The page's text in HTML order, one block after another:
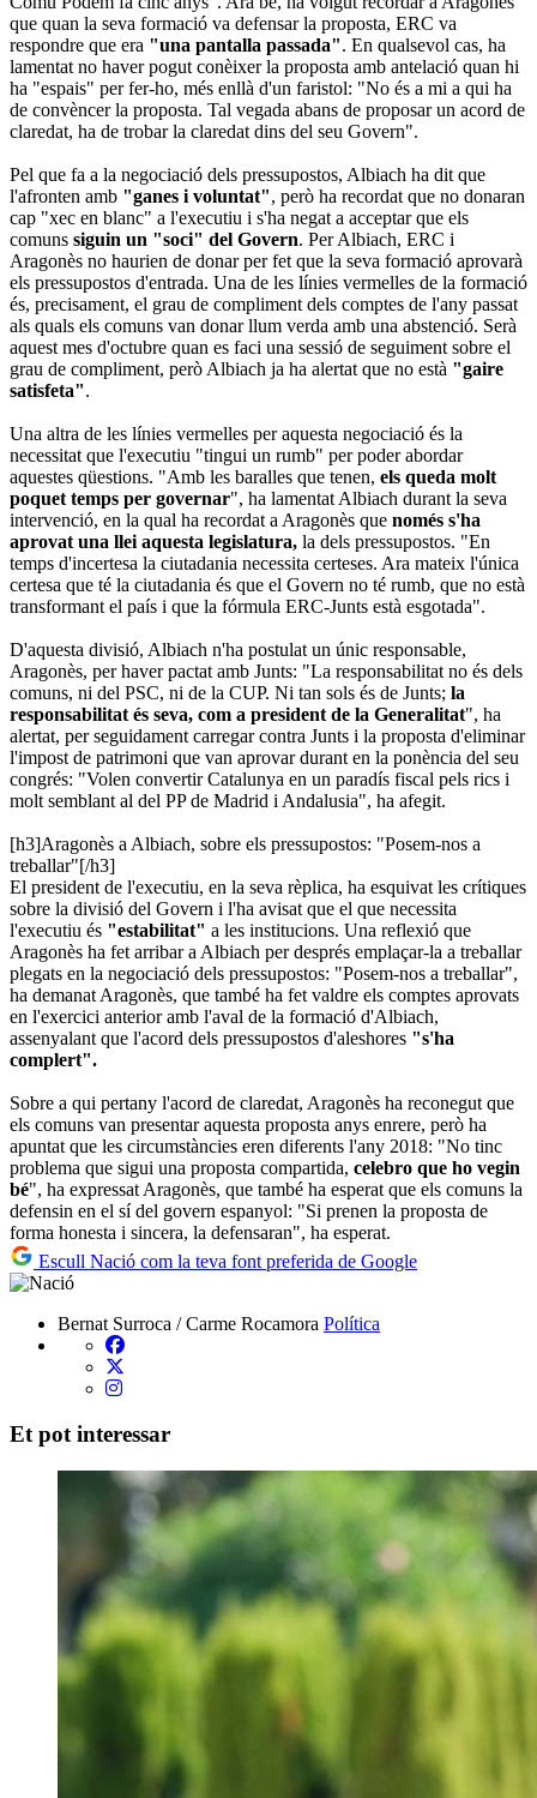
que quan la seva formació va defensar la proposta, ERC va
respondre que era "una pantalla passada". En qualsevol cas, ha
lamentat no haver pogut conèixer la proposta amb antelació quan hi
ha "espais" per fer-ho, més enllà d'un faristol: "No és a mi a qui ha
de convèncer la proposta. Tal vegada abans de proposar un acord de
claredat, ha de trobar la claredat dins del seu Govern".
Pel que fa a la negociació dels pressupostos, Albiach ha dit que
l'afronten amb "ganes i voluntat", però ha recordat que no donaran
cap "xec en blanc" a l'executiu i s'ha negat a acceptar que els
comuns siguin un "soci" del Govern. Per Albiach, ERC i
Aragonès no haurien de donar per fet que la seva formació aprovarà
els pressupostos d'entrada. Una de les línies vermelles de la formació
és, precisament, el grau de compliment dels comptes de l'any passat
als quals els comuns van donar llum verda amb una abstenció. Serà
aquest mes d'octubre quan es faci una sessió de seguiment sobre el
grau de compliment, però Albiach ja ha alertat que no està "gaire
satisfeta".
Una altra de les línies vermelles per aquesta negociació és la
necessitat que l'executiu "tingui un rumb" per poder abordar
aquestes qüestions. "Amb les baralles que tenen, els queda molt
poquet temps per governar", ha lamentat Albiach durant la seva
intervenció, en la qual ha recordat a Aragonès que només s'ha
aprovat una llei aquesta legislatura, la dels pressupostos. "En
temps d'incertesa la ciutadania necessita certeses. Ara mateix l'única
certesa que té la ciutadania és que el Govern no té rumb, que no està
transformant el país i que la fórmula ERC-Junts està esgotada".
D'aquesta divisió, Albiach n'ha postulat un únic responsable,
Aragonès, per haver pactat amb Junts: "La responsabilitat no és dels
comuns, ni del PSC, ni de la CUP. Ni tan sols és de Junts; la
responsabilitat és seva, com a president de la Generalitat", ha
alertat, per seguidament carregar contra Junts i la proposta d'eliminar
l'impost de patrimoni que van aprovar durant en la ponència del seu
congrés: "Volen convertir Catalunya en un paradís fiscal pels rics i
molt semblant al del PP de Madrid i Andalusia", ha afegit.
[h3]Aragonès a Albiach, sobre els pressupostos: "Posem-nos a
treballar"[/h3]
El president de l'executiu, en la seva rèplica, ha esquivat les crítiques
sobre la divisió del Govern i l'ha avisat que el que necessita
l'executiu és "estabilitat" a les institucions. Una reflexió que
Aragonès ha fet arribar a Albiach per després emplaçar-la a treballar
plegats en la negociació dels pressupostos: "Posem-nos a treballar",
ha demanat Aragonès, que també ha fet valdre els comptes aprovats
en l'exercici anterior amb l'aval de la formació d'Albiach,
assenyalant que l'acord dels pressupostos d'aleshores "s'ha
complert".
Sobre a qui pertany l'acord de claredat, Aragonès ha reconegut que
els comuns van presentar aquesta proposta anys enrere, però ha
apuntat que les circumstàncies eren diferents l'any 2018: "No tinc
problema que sigui una proposta compartida, celebro que ho vegin
bé", ha expressat Aragonès, que també ha esperat que els comuns la
defensin en el sí del govern espanyol: "Si prenen la proposta de
forma honesta i sincera, la defensaran", ha esperat.
Escull Nació com la teva font preferida de Google
Bernat Surroca / Carme Rocamora Política
Et pot interessar